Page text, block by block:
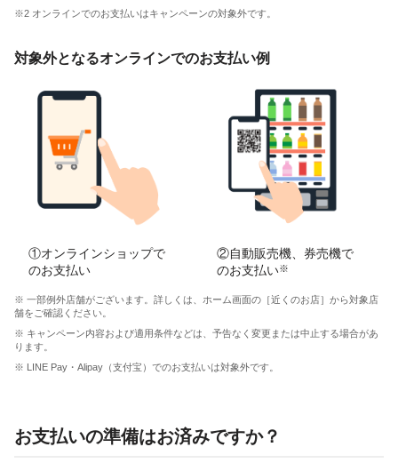
※2 オンラインでのお支払いはキャンペーンの対象外です。
対象外となるオンラインでのお支払い例
①オンラインショップで
のお支払い
②自動販売機、券売機で
のお支払い※
※ 一部例外店舗がございます。詳しくは、ホーム画面の［近くのお店］から対象店
舗をご確認ください。
※ キャンペーン内容および適用条件などは、予告なく変更または中止する場合があ
ります。
※ LINE Pay・Alipay（支付宝）でのお支払いは対象外です。
お支払いの準備はお済みですか？